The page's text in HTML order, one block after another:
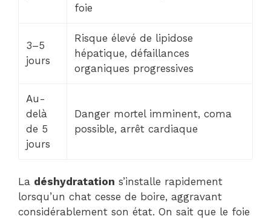
foie
3–5
jours
Risque élevé de lipidose
hépatique, défaillances
organiques progressives
Au-
delà
de 5
jours
Danger mortel imminent, coma
possible, arrêt cardiaque
La déshydratation s’installe rapidement
lorsqu’un chat cesse de boire, aggravant
considérablement son état. On sait que le foie